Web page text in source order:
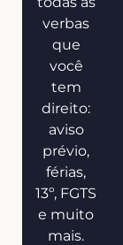
verbas
que
você
tem
direito:
aviso
prévio,
férias,
13º, FGTS
e muito
mais.